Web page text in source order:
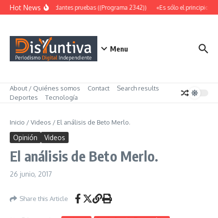
Saltar al contenido
Hot NewsAbundantes pruebas ((Programa 2342)) «Es sólo el principio»
Menu
About / Quiénes somos Contact
Search results
Deportes
Tecnología
Inicio /Videos / El análisis de Beto Merlo.
Opinión Videos
El análisis de Beto Merlo.
26 junio, 2017
Share this Article